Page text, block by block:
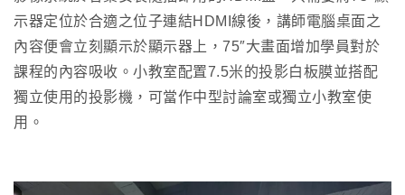
示器定位於合適之位子連結HDMI線後，講師電腦桌面之
內容便會立刻顯示於顯示器上，75″大畫面增加學員對於
課程的內容吸收。小教室配置7.5米的投影白板膜並搭配
獨立使用的投影機，可當作中型討論室或獨立小教室使
用。